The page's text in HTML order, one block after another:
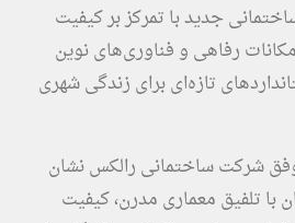
جدید با تمرکز بر کیفیت
رفاهی و فناوری‌های نوین
تازه‌ای برای زندگی شهری
شرکت ساختمانی رالکس نشان
تلفیق معماری مدرن، کیفیت